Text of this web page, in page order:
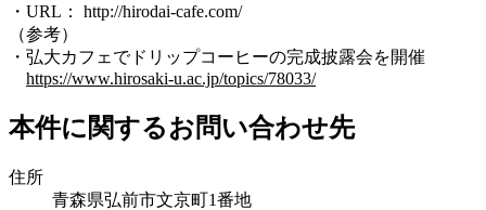
・URL： http://hirodai-cafe.com/
（参考）
・弘大カフェでドリップコーヒーの完成披露会を開催
https://www.hirosaki-u.ac.jp/topics/78033/
本件に関するお問い合わせ先
住所
青森県弘前市文京町1番地